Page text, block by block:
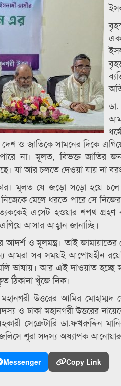
ও জাতিকে সামনের দিকে
না। মূলত, বিভক্ত জাতির
যা আর চলতে দেওয়া যায় না
মূলত যে জড়ো সড়ো হয়ে
মেলে ধরতে পারে সে
এসেট হওয়ার শপথ গ্রহণ
আসার আহ্বান জানাচ্ছি।
ও মূলমন্ত্র। তাই জামায়াতের
আমরা সব সময়ই আপোষহীন
ভাষায়। আর এই দাওয়াত হচ্ছে
ঠিকানা খুঁজে নিক।
উত্তরের আমির মোহাম্মদ
ও ঢাকা মহানগরী উত্তরের
সেক্রেটারি ডা.ফখরুদ্দিন
শূরা সদস্য অধ্যাপক
Messenger Copy Link